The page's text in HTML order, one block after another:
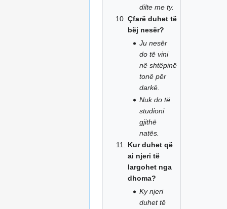
dilte me ty.
Çfarë duhet të
bëj nesër?
Ju nesër
do të vini
në shtëpinë
tonë për
darkë.
Nuk do të
studioni
gjithë
natës.
Kur duhet që
ai njeri të
largohet nga
dhoma?
Ky njeri
duhet të